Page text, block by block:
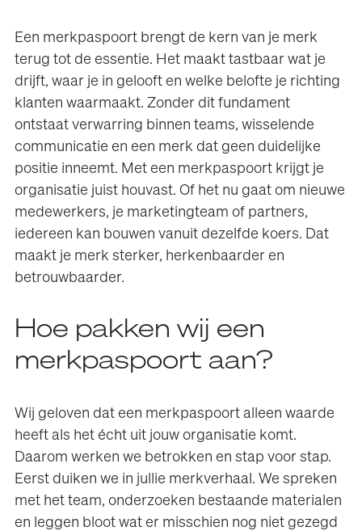
Een merkpaspoort brengt de kern van je merk
terug tot de essentie. Het maakt tastbaar wat je
drijft, waar je in gelooft en welke belofte je richting
klanten waarmaakt. Zonder dit fundament
ontstaat verwarring binnen teams, wisselende
communicatie en een merk dat geen duidelijke
positie inneemt. Met een merkpaspoort krijgt je
organisatie juist houvast. Of het nu gaat om nieuwe
medewerkers, je marketingteam of partners,
iedereen kan bouwen vanuit dezelfde koers. Dat
maakt je merk sterker, herkenbaarder en
betrouwbaarder.
Hoe pakken wij een
merkpaspoort aan?
Wij geloven dat een merkpaspoort alleen waarde
heeft als het écht uit jouw organisatie komt.
Daarom werken we betrokken en stap voor stap.
Eerst duiken we in jullie merkverhaal. We spreken
met het team, onderzoeken bestaande materialen
en leggen bloot wat er misschien nog niet gezegd